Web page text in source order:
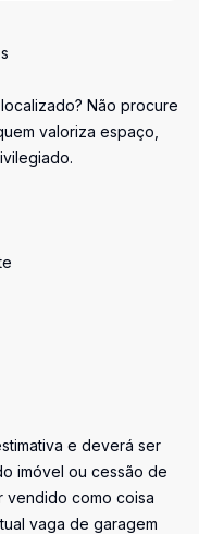
Não procure
valoriza espaço,
e deverá ser
imóvel ou cessão de
vendido como coisa
vaga de garagem